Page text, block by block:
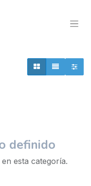
definido
esta categoría.